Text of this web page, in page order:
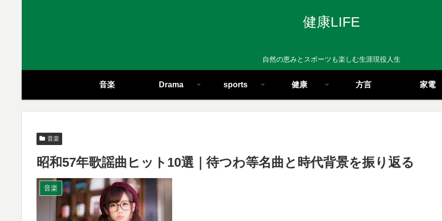
健康LIFE
自然の恵みとスポーツも楽しむ生涯現役人生
音楽 Drama sports 健康 方言 家電
音楽
昭和57年歌謡曲ヒット10選｜待つわ等名曲と時代背景を振り返る
音楽